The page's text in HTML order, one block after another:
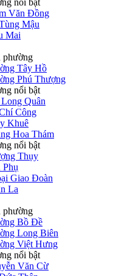
nổi bật
Văn Đồng
Mậu
Mai
phường
Tây Hồ
Phú Thượng
nổi bật
Quân
Công
Khuê
Hoa Thám
nổi bật
Thụy
Phụ
Giao Đoàn
La
phường
Bồ Đề
Long Biên
Việt Hưng
nổi bật
Văn Cừ